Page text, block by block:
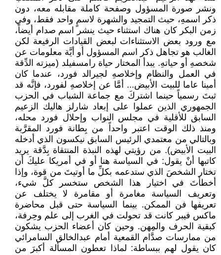
ونشر صورة المسؤول وصفحة كاملة مقابله معه، دون
ذكر اسمهِ، حيث التمجيد والشهرة لاسمٍ واحد فقط، وفي
زمن البكر كان هناك استثناء حيث ينشر اسم صدام أيضاً،
مع ورود بعض الاستثناءات لبعض القيادات الرفيعة لكن
الغالب هو تجاهل ذكر اسم المسؤول أو أيَّة معلومات عن
شخصهِ أو حياتهِ. يبدأ المختار حياة رامسفيلد (ميزته الدِّقة
في العمل والنظام وإخلاصهِ لجيرالد فورد، عندما كان
أمينا عاما للبيت الأبيض... أمَّا عن إخلاصهِ لفورد، فإنَّه قد
ثبتَ رسمياً حينما اشتركَ مع جماعة الشباب في الحزب
الجمهوري الذين عملوا على إبعاد شارلز هاليك الزعيم
السابق للأقلية في مجلس النواب وإحلال فورد محله،
ومنذ ذلك الوقت اعتبر واحداً من بِطانة فورد المقرَّبة
وبالتالي من معتمدي الرئيس السابق نيكسون الذي أدخله
البيت الأبيض). من رؤيتي لهذه النبذة المنتقاة بِدَّقة يريد
كاتبها أنْ يقول: في السياسة هنا أو في أمريكا عليكَ أن
تختار الشخصَ الذي ستدعمه بكلِّ ما أوتيتَ من قوة، وإذا
أخطأتَ في اختيار هذا الشخص ستخسر كلَّ شيء،
وتعريف السياسة مغامرة أو مقامرة لا يختلف عن
تعريفها فن الممكن. بينما السياسة حتى قبل محاضرة
ماكس فيبر كانت قد تحولت في الغرب إلى علم وحِرفة،
كبقية الحرف والمِهن. وحين كان أعضاء الحزب يشكون
من ممارسات صدَّام القمعية أمام عبدالخالق السامرائي
كان يقول لهم ببساطة: لماذا تعطون المسألة أكبرَ من